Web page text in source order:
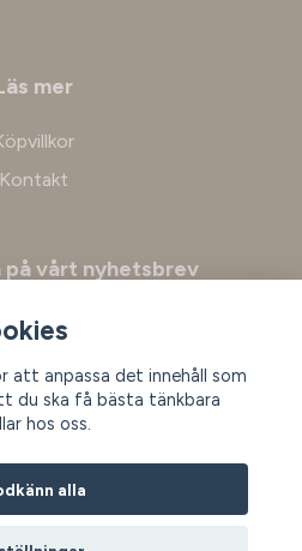
mer
Kontakt
på vårt nyhetsbrev
att anpassa det innehåll som
du ska få bästa tänkbara
hos oss.
alla